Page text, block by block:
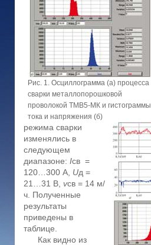
Рис. 1. Осциллограмма (а) процесса
сварки металлопорошковой
проволокой ТМВ5-МК и гистограммы
тока и напряжения (б)
режима сварки
изменялись в
следующем
диапазоне: Iсв =
120…300 А, Uд =
21…31 В, vсв = 14 м/
ч. Полученные
результаты
приведены в
таблице.
Как видно из